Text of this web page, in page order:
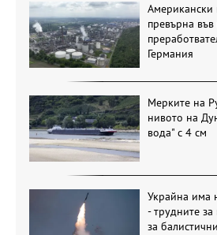
Американски
превърна
Германия
Мерките на
нивото на
вода" с 4 см
Украйна има
- трудните
за